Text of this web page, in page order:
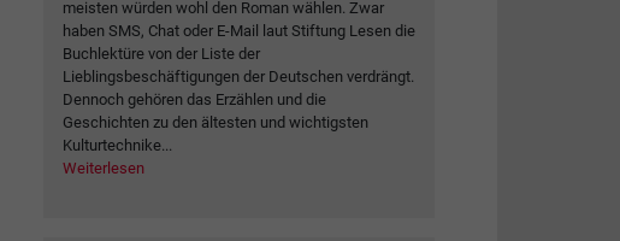
meisten würden wohl den Roman wählen. Zwar
haben SMS, Chat oder E-Mail laut Stiftung Lesen die
Buchlektüre von der Liste der
Lieblingsbeschäftigungen der Deutschen verdrängt.
Dennoch gehören das Erzählen und die
Geschichten zu den ältesten und wichtigsten
Kulturtechnike...
Weiterlesen